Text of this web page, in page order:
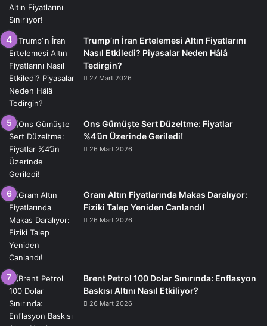
Trump’ın İran Ertelemesi Altın Fiyatlarını
Nasıl Etkiledi? Piyasalar Neden Hâlâ
Tedirgin?
27 Mart 2026
Ons Gümüşte Sert Düzeltme: Fiyatlar
%4’ün Üzerinde Geriledi!
26 Mart 2026
Gram Altın Fiyatlarında Makas Daralıyor:
Fiziki Talep Yeniden Canlandı!
26 Mart 2026
Brent Petrol 100 Dolar Sınırında: Enflasyon
Baskısı Altını Nasıl Etkiliyor?
26 Mart 2026